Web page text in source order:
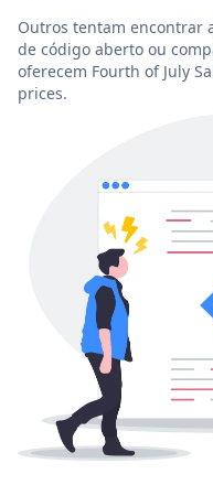
Outros tentam encontrar
de código aberto ou
oferecem Fourth of July
prices.